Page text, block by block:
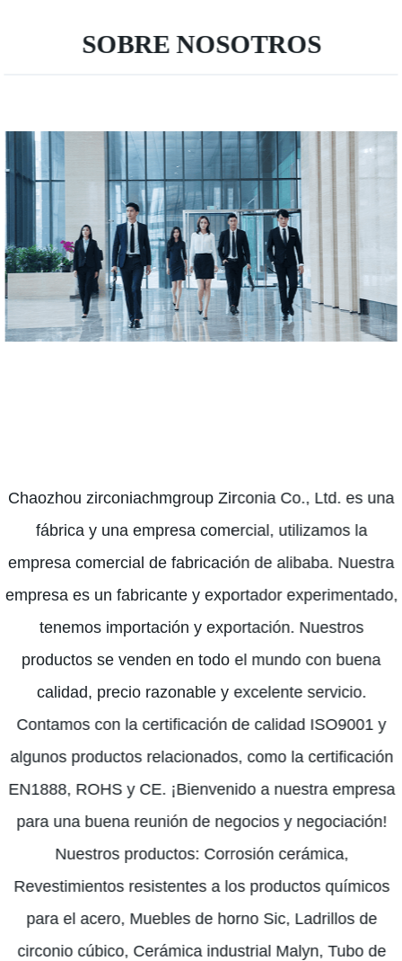
SOBRE NOSOTROS
Chaozhou zirconiachmgroup Zirconia Co., Ltd. es una
fábrica y una empresa comercial, utilizamos la
empresa comercial de fabricación de alibaba. Nuestra
empresa es un fabricante y exportador experimentado,
tenemos importación y exportación. Nuestros
productos se venden en todo el mundo con buena
calidad, precio razonable y excelente servicio.
Contamos con la certificación de calidad ISO9001 y
algunos productos relacionados, como la certificación
EN1888, ROHS y CE. ¡Bienvenido a nuestra empresa
para una buena reunión de negocios y negociación!
Nuestros productos: Corrosión cerámica,
Revestimientos resistentes a los productos químicos
para el acero, Muebles de horno Sic, Ladrillos de
circonio cúbico, Cerámica industrial Malyn, Tubo de